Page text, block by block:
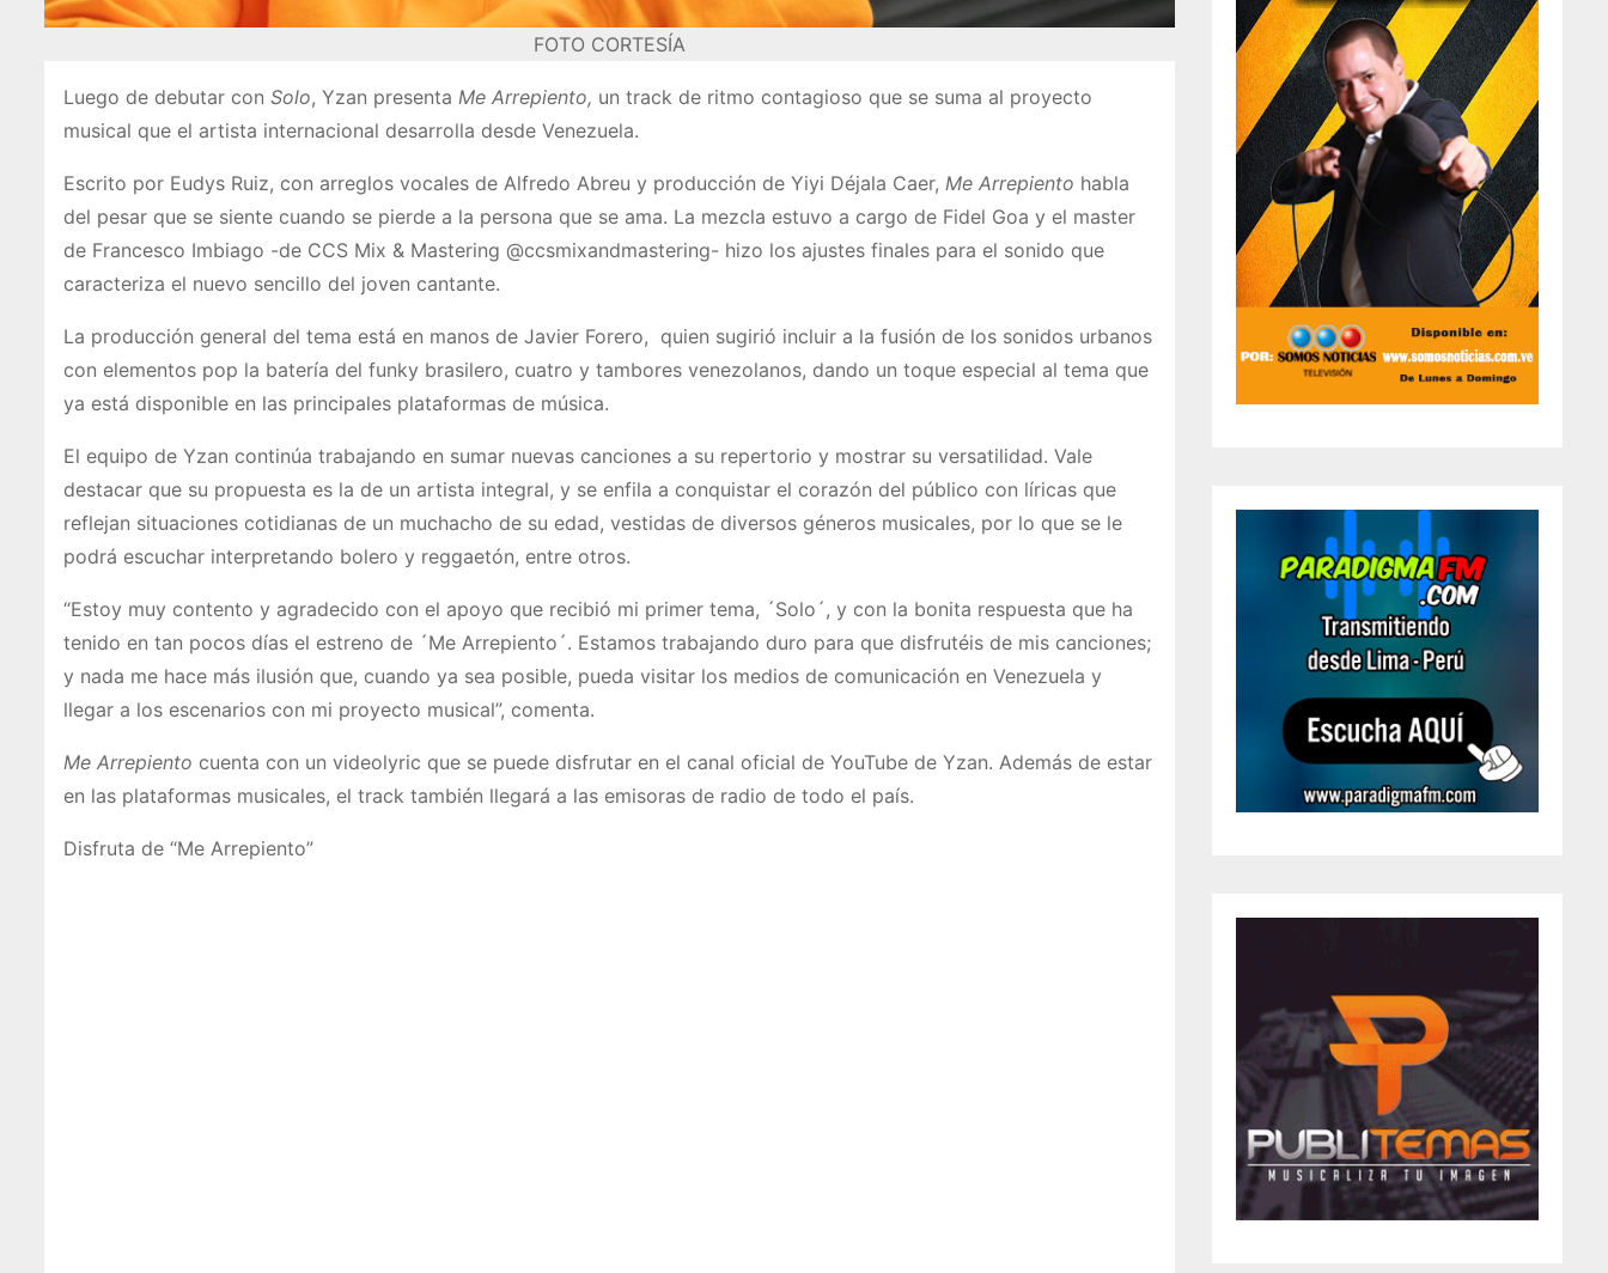
FOTO CORTESÍA
Luego de debutar con Solo, Yzan presenta Me Arrepiento, un track de ritmo contagioso que se suma al proyecto
musical que el artista internacional desarrolla desde Venezuela.
Escrito por Eudys Ruiz, con arreglos vocales de Alfredo Abreu y producción de Yiyi Déjala Caer, Me Arrepiento habla
del pesar que se siente cuando se pierde a la persona que se ama. La mezcla estuvo a cargo de Fidel Goa y el master
de Francesco Imbiago -de CCS Mix & Mastering @ccsmixandmastering- hizo los ajustes finales para el sonido que
caracteriza el nuevo sencillo del joven cantante.
La producción general del tema está en manos de Javier Forero, quien sugirió incluir a la fusión de los sonidos urbanos
con elementos pop la batería del funky brasilero, cuatro y tambores venezolanos, dando un toque especial al tema que
ya está disponible en las principales plataformas de música.
El equipo de Yzan continúa trabajando en sumar nuevas canciones a su repertorio y mostrar su versatilidad. Vale
destacar que su propuesta es la de un artista integral, y se enfila a conquistar el corazón del público con líricas que
reflejan situaciones cotidianas de un muchacho de su edad, vestidas de diversos géneros musicales, por lo que se le
podrá escuchar interpretando bolero y reggaetón, entre otros.
“Estoy muy contento y agradecido con el apoyo que recibió mi primer tema, ´Solo´, y con la bonita respuesta que ha
tenido en tan pocos días el estreno de ´Me Arrepiento´. Estamos trabajando duro para que disfrutéis de mis canciones;
y nada me hace más ilusión que, cuando ya sea posible, pueda visitar los medios de comunicación en Venezuela y
llegar a los escenarios con mi proyecto musical”, comenta.
Me Arrepiento cuenta con un videolyric que se puede disfrutar en el canal oficial de YouTube de Yzan. Además de estar
en las plataformas musicales, el track también llegará a las emisoras de radio de todo el país.
Disfruta de “Me Arrepiento”